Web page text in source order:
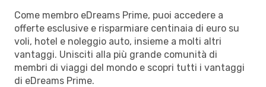
Come membro eDreams Prime, puoi accedere a
offerte esclusive e risparmiare centinaia di euro su
voli, hotel e noleggio auto, insieme a molti altri
vantaggi. Unisciti alla più grande comunità di
membri di viaggi del mondo e scopri tutti i vantaggi
di eDreams Prime.